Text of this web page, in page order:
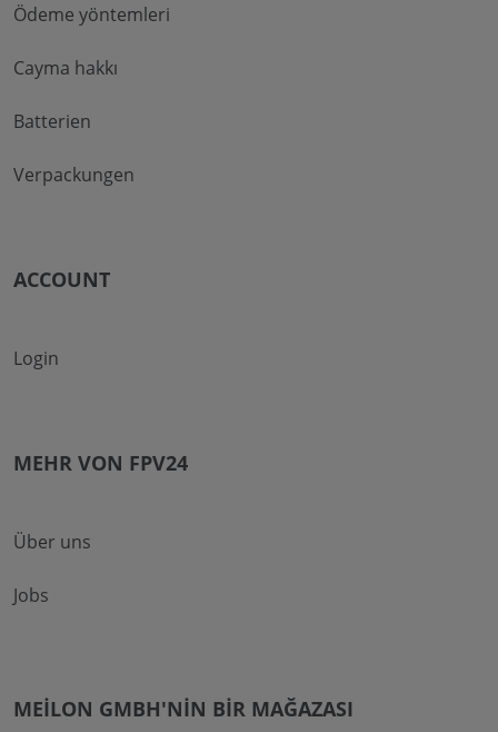
Ödeme yöntemleri
Cayma hakkı
Batterien
Verpackungen
ACCOUNT
Login
MEHR VON FPV24
Über uns
Jobs
MEILON GMBH'NIN BIR MAĞAZASI